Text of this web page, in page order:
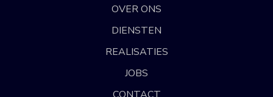
OVER ONS
DIENSTEN
REALISATIES
JOBS